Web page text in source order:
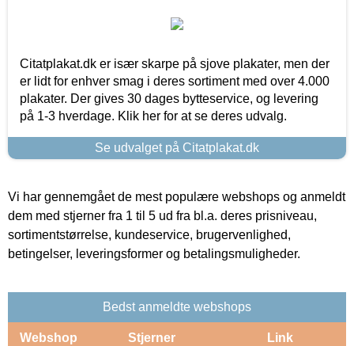
Citatplakat.dk er især skarpe på sjove plakater, men der
er lidt for enhver smag i deres sortiment med over 4.000
plakater. Der gives 30 dages bytteservice, og levering
på 1-3 hverdage. Klik her for at se deres udvalg.
Se udvalget på Citatplakat.dk
Vi har gennemgået de mest populære webshops og anmeldt
dem med stjerner fra 1 til 5 ud fra bl.a. deres prisniveau,
sortimentstørrelse, kundeservice, brugervenlighed,
betingelser, leveringsformer og betalingsmuligheder.
Bedst anmeldte webshops
Webshop Stjerner Link